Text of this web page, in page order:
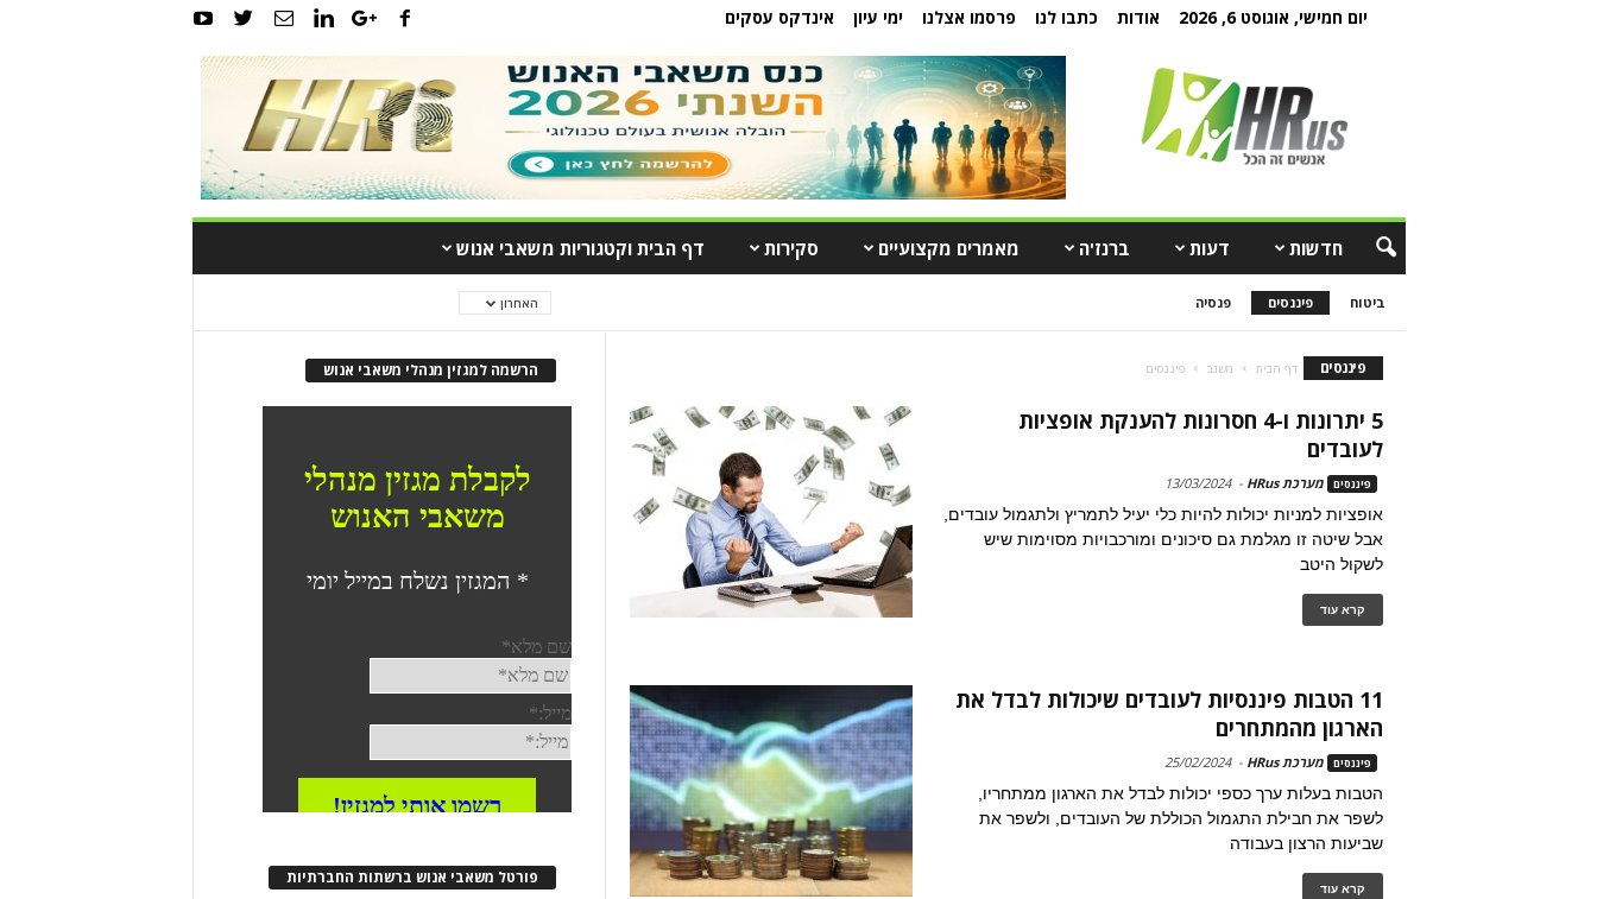
יום חמישי, אוגוסט 6, 2026 אודות כתבו לנו פרסמו אצלנו ימי עיון אינדקס עסקים
חדשות דעות ברנז'ה מאמרים מקצועיים סקירות דף הבית וקטגוריות משאבי אנוש
ביטוח פיננסים פנסיה האחרון
פיננסים דף הבית משגב פיננסים
5 יתרונות ו-4 חסרונות להענקת אופציות
לעובדים
פיננסים מערכת HRus -
13/03/2024
אופציות למניות יכולות להיות כלי יעיל לתמריץ ולתגמול עובדים,
אבל שיטה זו מגלמת גם סיכונים ומורכבויות מסוימות שיש
לשקול היטב
קרא עוד
11 הטבות פיננסיות לעובדים שיכולות לבדל את
הארגון מהמתחרים
פיננסים מערכת HRus -
25/02/2024
הטבות בעלות ערך כספי יכולות לבדל את הארגון ממתחריו,
לשפר את חבילת התגמול הכוללת של העובדים, ולשפר את
שביעות הרצון בעבודה
קרא עוד
הרשמה למגזין מנהלי משאבי אנוש
פורטל משאבי אנוש ברשתות החברתיות